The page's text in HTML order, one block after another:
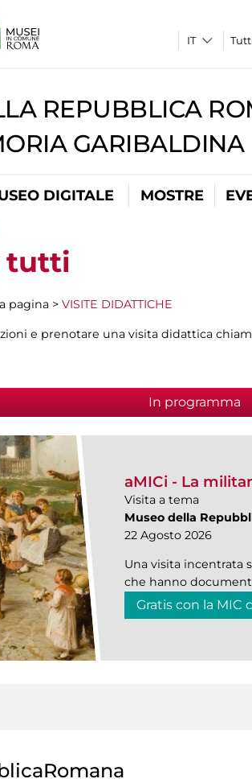
REPUBBLICA
GARIBALDINA
DIGITALE MOSTRE
tutti
pagina > VISITE DIDATTICHE
e prenotare una visita didattica
In programma
aMICi - La
Visita a tema
Museo della
22 Agosto 2026
Una visita incentrata
che hanno
Gratis con la MIC